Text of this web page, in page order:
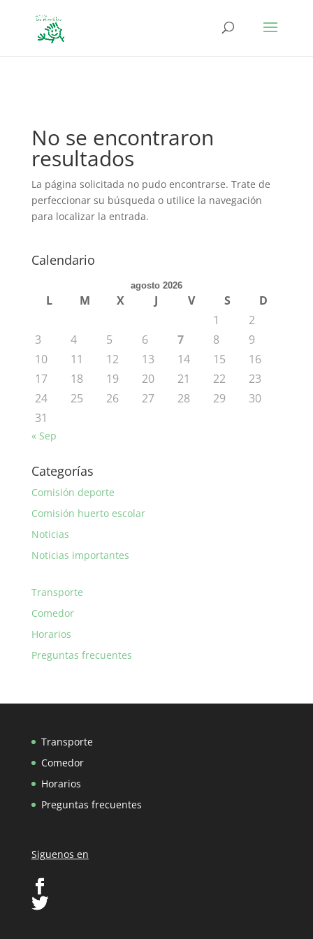
No se encontraron
resultados
La página solicitada no pudo encontrarse. Trate de
perfeccionar su búsqueda o utilice la navegación
para localizar la entrada.
Calendario
agosto 2026
L M X J V S
D
1
2
3
4 5 6 7 8
9
10
11 12 13 14 15
16
17
18 19 20 21 22
23
24
25 26 27 28 29
30
31
« Sep
Categorías
Comisión deporte
Comisión huerto escolar
Noticias
Noticias importantes
Transporte
Comedor
Horarios
Preguntas frecuentes
Transporte
Comedor
Horarios
Preguntas frecuentes
Siguenos en